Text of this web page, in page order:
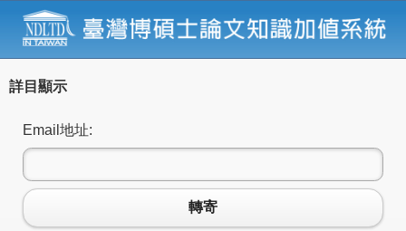
詳目顯示
Email地址:
轉寄